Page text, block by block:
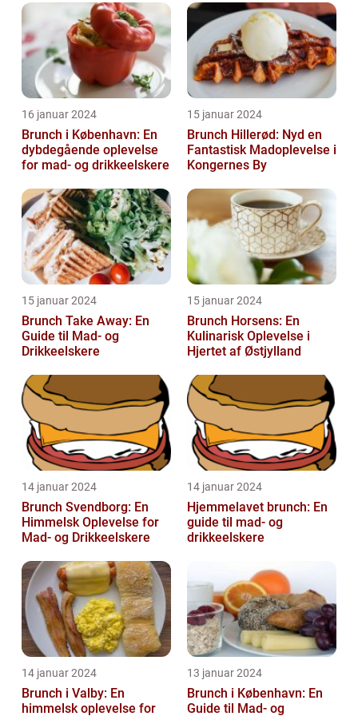
lokale og turi...
16 januar 2024
Brunch i København: En
dybdegående oplevelse
for mad- og drikkeelskere
15 januar 2024
Brunch Hillerød: Nyd en
Fantastisk Madoplevelse i
Kongernes By
15 januar 2024
Brunch Take Away: En
Guide til Mad- og
Drikkeelskere
15 januar 2024
Brunch Horsens: En
Kulinarisk Oplevelse i
Hjertet af Østjylland
14 januar 2024
Brunch Svendborg: En
Himmelsk Oplevelse for
Mad- og Drikkeelskere
14 januar 2024
Hjemmelavet brunch: En
guide til mad- og
drikkeelskere
14 januar 2024
Brunch i Valby: En
himmelsk oplevelse for
13 januar 2024
Brunch i København: En
Guide til Mad- og